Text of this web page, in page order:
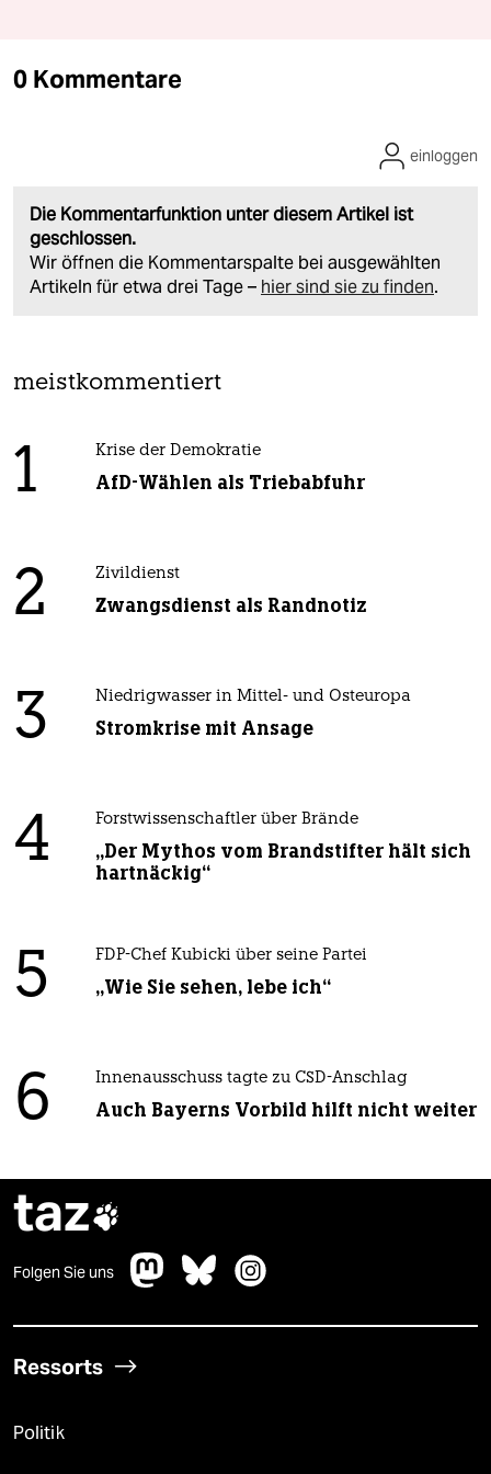
0 Kommentare
Die Kommentarfunktion unter diesem Artikel ist
geschlossen.
Wir öffnen die Kommentarspalte bei ausgewählten
Artikeln für etwa drei Tage – hier sind sie zu finden.
einloggen
meistkommentiert
1 Krise der Demokratie
AfD-Wählen als Triebabfuhr
2 Zivildienst
Zwangsdienst als Randnotiz
3 Niedrigwasser in Mittel- und Osteuropa
Stromkrise mit Ansage
4 Forstwissenschaftler über Brände
„Der Mythos vom Brandstifter hält sich
hartnäckig“
5 FDP-Chef Kubicki über seine Partei
„Wie Sie sehen, lebe ich“
6 Innenausschuss tagte zu CSD-Anschlag
Auch Bayerns Vorbild hilft nicht weiter
taz
Folgen Sie uns
Ressorts
Politik